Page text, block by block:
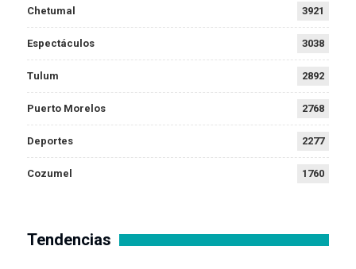
Chetumal 3921
Espectáculos 3038
Tulum 2892
Puerto Morelos 2768
Deportes 2277
Cozumel 1760
Tendencias